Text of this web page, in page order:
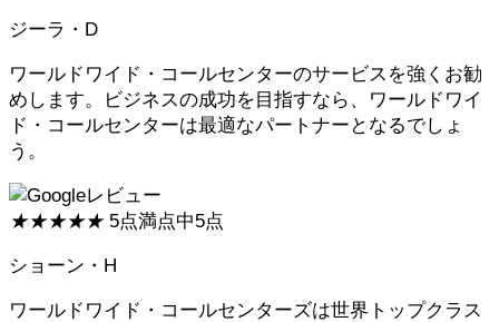
ジーラ・D
ワールドワイド・コールセンターのサービスを強くお勧
めします。ビジネスの成功を目指すなら、ワールドワイ
ド・コールセンターは最適なパートナーとなるでしょ
う。
★★★★★ 5点満点中5点
ショーン・H
ワールドワイド・コールセンターズは世界トップクラス